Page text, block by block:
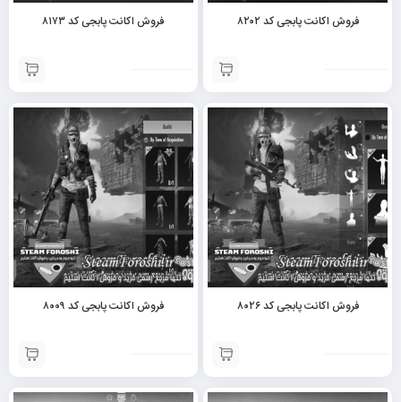
فروش اکانت پابجی کد ۸۲۰۲ فروش اکانت پابجی کد ۸۱۷۳
فروش اکانت پابجی کد ۸۰۲۶ فروش اکانت پابجی کد ۸۰۰۹